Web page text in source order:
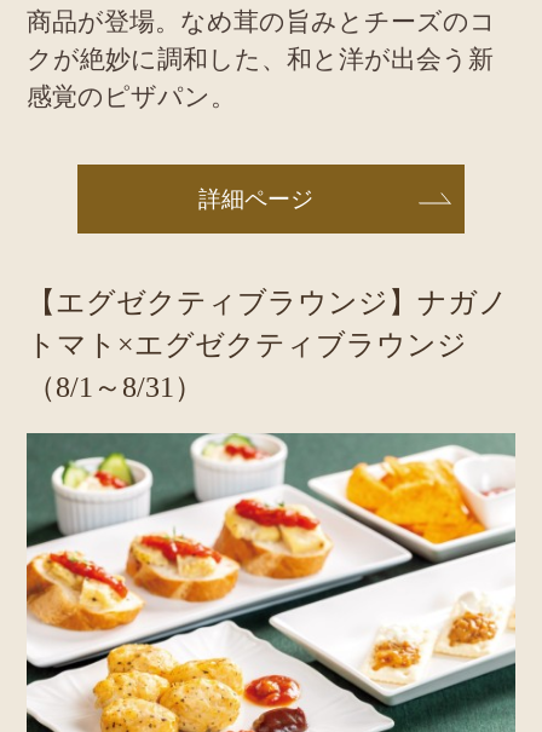
商品が登場。なめ茸の旨みとチーズのコ
クが絶妙に調和した、和と洋が出会う新
感覚のピザパン。
詳細ページ
【エグゼクティブラウンジ】ナガノ
トマト×エグゼクティブラウンジ
（8/1～8/31）